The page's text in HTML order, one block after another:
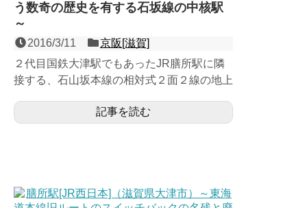
う数奇の歴史を有する石坂線の中核駅
～
2016/3/11
京阪[滋賀]
２代目国鉄大津駅でもあったJR膳所駅に隣
接する、石山坂本線の相対式２面２線の地上
用客数を誇る駅。元々...
記事を読む